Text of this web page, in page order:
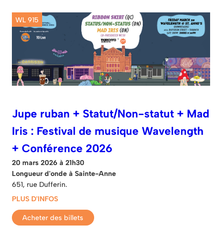
WL 915
Jupe ruban + Statut/Non-statut + Mad
Iris : Festival de musique Wavelength
+ Conférence 2026
20 mars 2026 à 21h30
Longueur d'onde à Sainte-Anne
651, rue Dufferin.
PLUS D'INFOS
Acheter des billets